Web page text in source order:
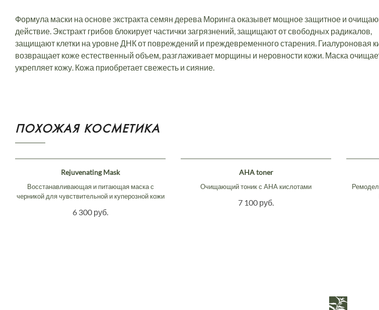
Формула маски на основе экстракта семян дерева Моринга оказывет мощное защитное и
действие. Экстракт грибов блокирует частички загрязнений, защищают от свободных радикалов,
защищают клетки на уровне ДНК от повреждений и преждевременного старения. Гиалуроновая
возвращает коже естественный объем, разглаживает морщины и неровности кожи. Маска
укрепляет кожу. Кожа приобретает свежесть и сияние.
ПОХОЖАЯ КОСМЕТИКА
Rejuvenating Mask
Восстанавливающая и питающая маска с
черникой для чувствительной и куперозной кожи
6 300 руб.
AHA toner
Очищающий тоник с AHA кислотами
7 100 руб.